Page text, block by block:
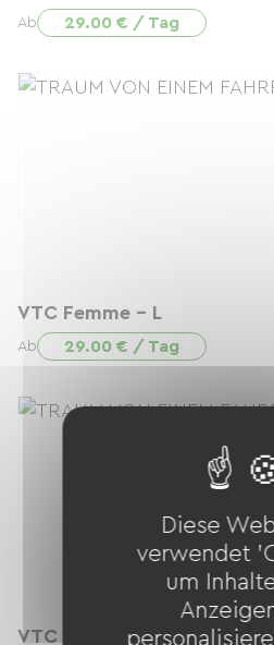
Ab 29.00 € / Tag
VTC Femme - L
Ab 29.00 € / Tag
VTC Homme - S
Diese
verwendet
um